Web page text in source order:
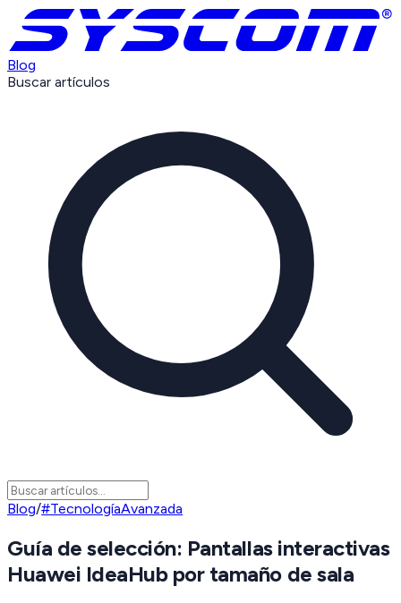
Blog
Buscar artículos
Blog/#TecnologíaAvanzada
Guía de selección: Pantallas interactivas
Huawei IdeaHub por tamaño de sala